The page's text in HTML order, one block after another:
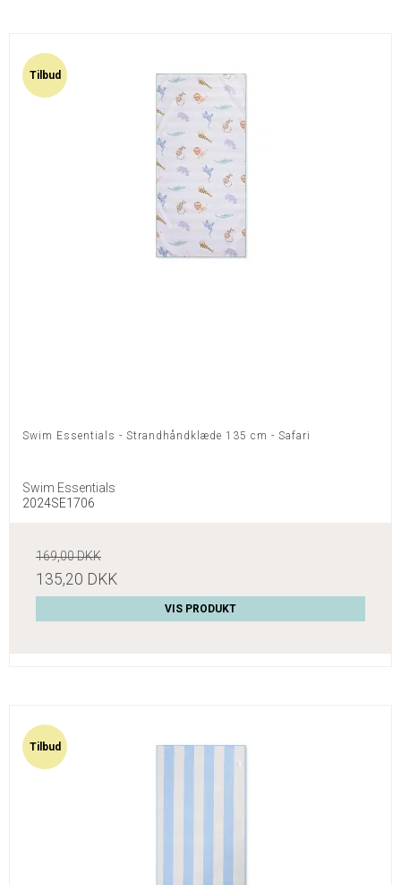
Tilbud
Swim Essentials - Strandhåndklæde 135 cm - Safari
Swim Essentials
2024SE1706
169,00 DKK
135,20 DKK
VIS PRODUKT
Tilbud